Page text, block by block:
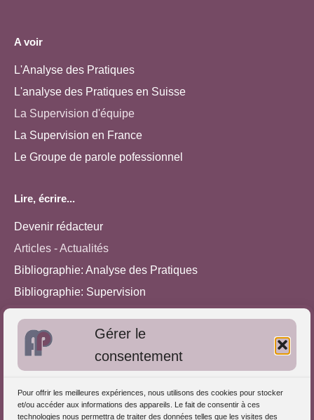
Gérer le
consentement
Pour offrir les meilleures expériences, nous utilisons des cookies pour stocker
et/ou accéder aux informations des appareils. Le fait de consentir à ces
technologies nous permettra de traiter des données telles que les visites des
A voir
L'Analyse des Pratiques
L'analyse des Pratiques en Suisse
La Supervision d'équipe
La Supervision en France
Le Groupe de parole pofessionnel
Lire, écrire...
Devenir rédacteur
Articles - Actualités
Bibliographie: Analyse des Pratiques
Bibliographie: Supervision
Approches de l'Analyse des pratiques
S'inscrire dans l'Annuaire